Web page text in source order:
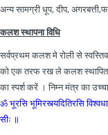
अन्य सामग्री धूप, दीप,
कलश स्थापनाविधि
सर्वप्रथम कलश मे रोली से
को एक तरफ रख ले कलश स्थापित
का स्पर्श करें । निम्न मंत्र का
ॐ भूरसि भूमिरस्त्यदितिरसि
सीः ॥